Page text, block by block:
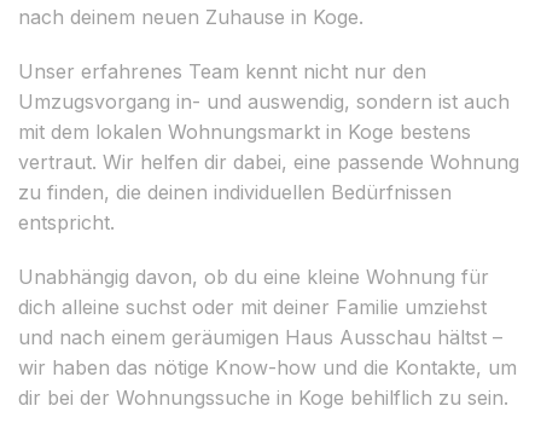
nach deinem neuen Zuhause in Koge.
Unser erfahrenes Team kennt nicht nur den
Umzugsvorgang in- und auswendig, sondern ist auch
mit dem lokalen Wohnungsmarkt in Koge bestens
vertraut. Wir helfen dir dabei, eine passende Wohnung
zu finden, die deinen individuellen Bedürfnissen
entspricht.
Unabhängig davon, ob du eine kleine Wohnung für
dich alleine suchst oder mit deiner Familie umziehst
und nach einem geräumigen Haus Ausschau hältst –
wir haben das nötige Know-how und die Kontakte, um
dir bei der Wohnungssuche in Koge behilflich zu sein.